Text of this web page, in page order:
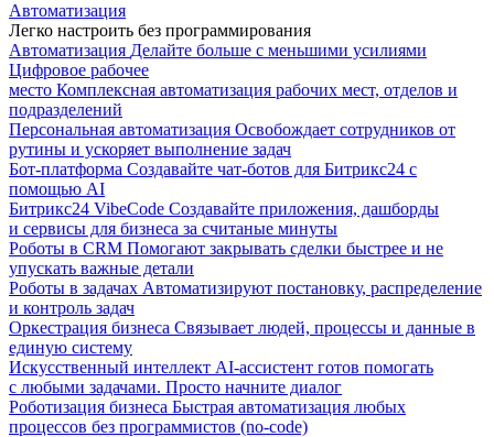
Автоматизация
Легко настроить без программирования
Автоматизация Делайте больше с меньшими усилиями
Цифровое рабочее
место Комплексная автоматизация рабочих мест, отделов и
подразделений
Персональная автоматизация Освобождает сотрудников от
рутины и ускоряет выполнение задач
Бот-платформа Создавайте чат-ботов для Битрикс24 с
помощью AI
Битрикс24 VibeCode Создавайте приложения, дашборды
и сервисы для бизнеса за считаные минуты
Роботы в CRM Помогают закрывать сделки быстрее и не
упускать важные детали
Роботы в задачах Автоматизируют постановку, распределение
и контроль задач
Оркестрация бизнеса Связывает людей, процессы и данные в
единую систему
Искусственный интеллект AI-ассистент готов помогать
с любыми задачами. Просто начните диалог
Роботизация бизнеса Быстрая автоматизация любых
процессов без программистов (no-code)